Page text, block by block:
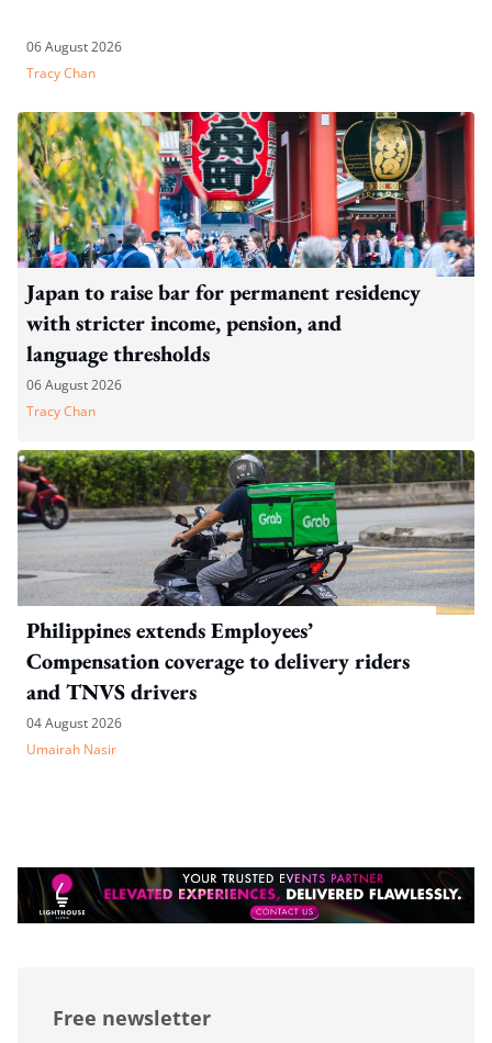
06 August 2026
Tracy Chan
Japan to raise bar for permanent residency
with stricter income, pension, and
language thresholds
06 August 2026
Tracy Chan
Philippines extends Employees’
Compensation coverage to delivery riders
and TNVS drivers
04 August 2026
Umairah Nasir
Free newsletter